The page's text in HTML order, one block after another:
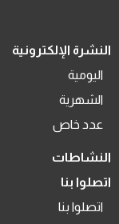
النشرة الإلكترونية
اليومية
الشهرية
عدد خاص
النشاطات
اتصلوا بنا
اتصلوا بنا